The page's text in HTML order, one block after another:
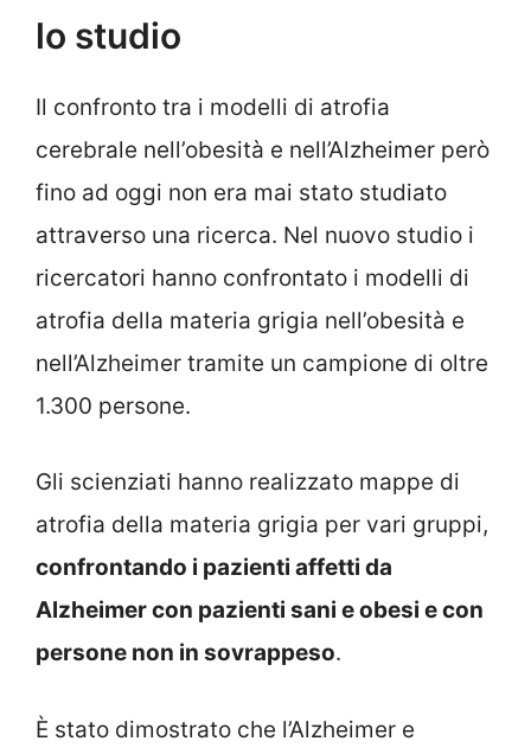
lo studio
Il confronto tra i modelli di atrofia
cerebrale nell’obesità e nell’Alzheimer però
fino ad oggi non era mai stato studiato
attraverso una ricerca. Nel nuovo studio i
ricercatori hanno confrontato i modelli di
atrofia della materia grigia nell’obesità e
nell’Alzheimer tramite un campione di oltre
1.300 persone.
Gli scienziati hanno realizzato mappe di
atrofia della materia grigia per vari gruppi,
confrontando i pazienti affetti da
Alzheimer con pazienti sani e obesi e con
persone non in sovrappeso.
È stato dimostrato che l’Alzheimer e